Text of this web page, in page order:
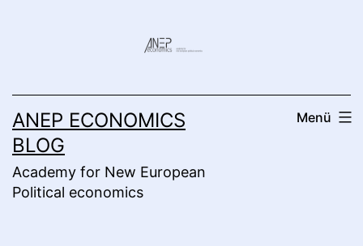
ANEP ECONOMICS
BLOG
Academy for New European
Political economics
Menü